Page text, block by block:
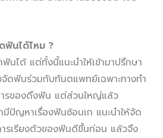
ฟันได้ไหม ?
นได้ แต่ทั้งนี้แนะนำให้เข้ามาปรึกษา
ดฟันร่วมกับทันตแพทย์เฉพาะทางทำ
รของดึงฟัน แต่ส่วนใหญ่แล้ว
ปัญหาเรื่องฟันซ้อนเก แนะนำให้จัด
รเรียงตัวของฟันดีขึ้นก่อน แล้วจึง